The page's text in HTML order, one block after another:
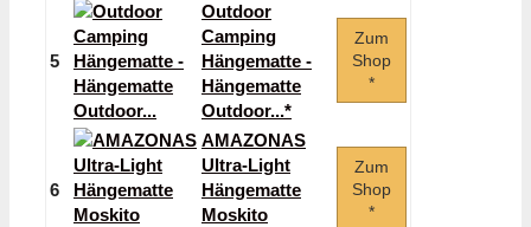
5
Outdoor
Camping
Hängematte -
Hängematte
Outdoor...*
Zum
Shop
*
6
AMAZONAS
Ultra-Light
Hängematte
Moskito
Zum
Shop
*